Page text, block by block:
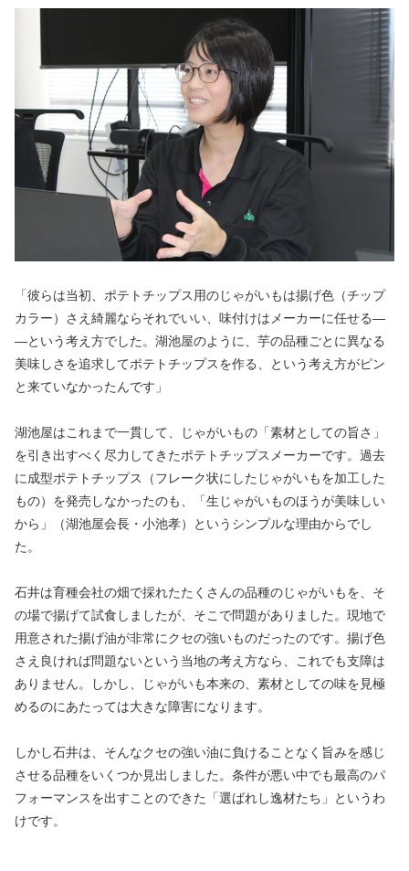
「彼らは当初、ポテトチップス用のじゃがいもは揚げ色（チップ
カラー）さえ綺麗ならそれでいい、味付けはメーカーに任せる―
―という考え方でした。湖池屋のように、芋の品種ごとに異なる
美味しさを追求してポテトチップスを作る、という考え方がピン
と来ていなかったんです」
湖池屋はこれまで一貫して、じゃがいもの「素材としての旨さ」
を引き出すべく尽力してきたポテトチップスメーカーです。過去
に成型ポテトチップス（フレーク状にしたじゃがいもを加工した
もの）を発売しなかったのも、「生じゃがいものほうが美味しい
から」（湖池屋会長・小池孝）というシンプルな理由からでし
た。
石井は育種会社の畑で採れたたくさんの品種のじゃがいもを、そ
の場で揚げて試食しましたが、そこで問題がありました。現地で
用意された揚げ油が非常にクセの強いものだったのです。揚げ色
さえ良ければ問題ないという当地の考え方なら、これでも支障は
ありません。しかし、じゃがいも本来の、素材としての味を見極
めるのにあたっては大きな障害になります。
しかし石井は、そんなクセの強い油に負けることなく旨みを感じ
させる品種をいくつか見出しました。条件が悪い中でも最高のパ
フォーマンスを出すことのできた「選ばれし逸材たち」というわ
けです。